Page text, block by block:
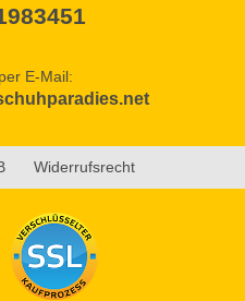
E-Mail:
Widerrufsrecht